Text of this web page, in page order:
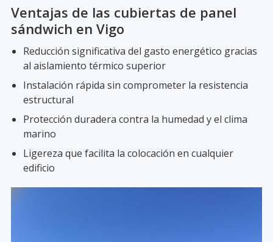
Ventajas de las cubiertas de panel
sándwich en Vigo
Reducción significativa del gasto energético gracias
al aislamiento térmico superior
Instalación rápida sin comprometer la resistencia
estructural
Protección duradera contra la humedad y el clima
marino
Ligereza que facilita la colocación en cualquier
edificio